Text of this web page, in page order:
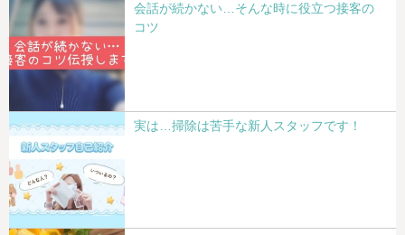
会話が続かない…そんな時に役立つ接客の
コツ
実は…掃除は苦手な新人スタッフです！